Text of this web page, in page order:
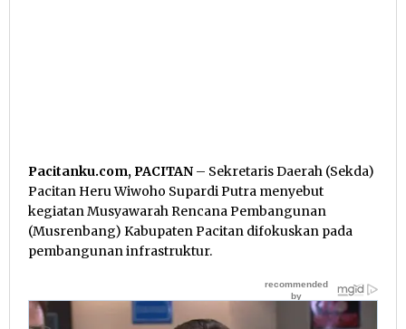
Pacitanku.com, PACITAN – Sekretaris Daerah (Sekda)
Pacitan Heru Wiwoho Supardi Putra menyebut
kegiatan Musyawarah Rencana Pembangunan
(Musrenbang) Kabupaten Pacitan difokuskan pada
pembangunan infrastruktur.